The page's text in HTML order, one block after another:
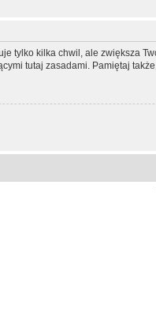
tylko kilka chwil, ale zwiększa
tutaj zasadami. Pamiętaj